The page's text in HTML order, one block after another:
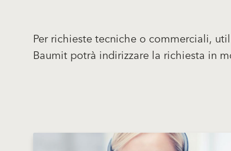
Per richieste tecniche o commerciali,
Baumit potrà indirizzare la richiesta in